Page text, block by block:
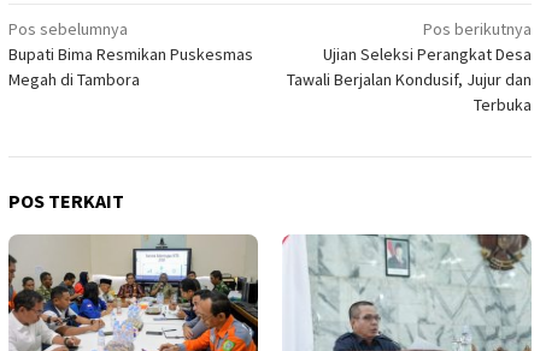
Navigasi
pos
Pos sebelumnya
Bupati Bima Resmikan Puskesmas
Megah di Tambora
Pos berikutnya
Ujian Seleksi Perangkat Desa
Tawali Berjalan Kondusif, Jujur dan
Terbuka
POS TERKAIT